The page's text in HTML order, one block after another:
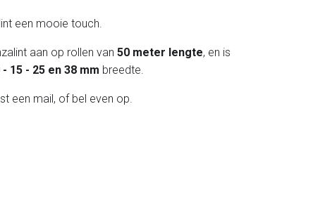
een mooie touch.
aan op rollen van 50 meter lengte, en is
15 - 25 en 38 mm breedte.
een mail, of bel even op.